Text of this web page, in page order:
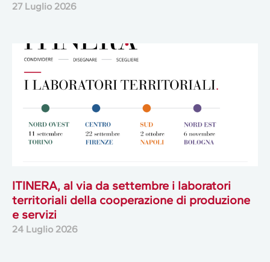
27 Luglio 2026
ITINERA, al via da settembre i laboratori
territoriali della cooperazione di produzione
e servizi
24 Luglio 2026